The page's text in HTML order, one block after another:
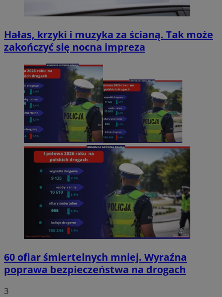
Hałas, krzyki i muzyka za ścianą. Tak może
zakończyć się nocna impreza
60 ofiar śmiertelnych mniej. Wyraźna
poprawa bezpieczeństwa na drogach
3